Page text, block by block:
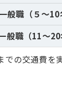
般職（５～10
般職（11～20
の交通費を